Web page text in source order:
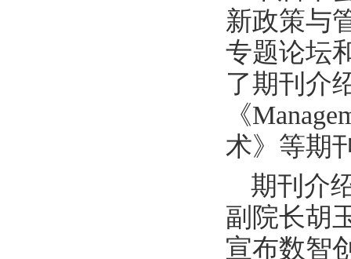
新政策与
专题论坛
了期刊介
《
术》等期
期刊介
副院长胡
宣布数智